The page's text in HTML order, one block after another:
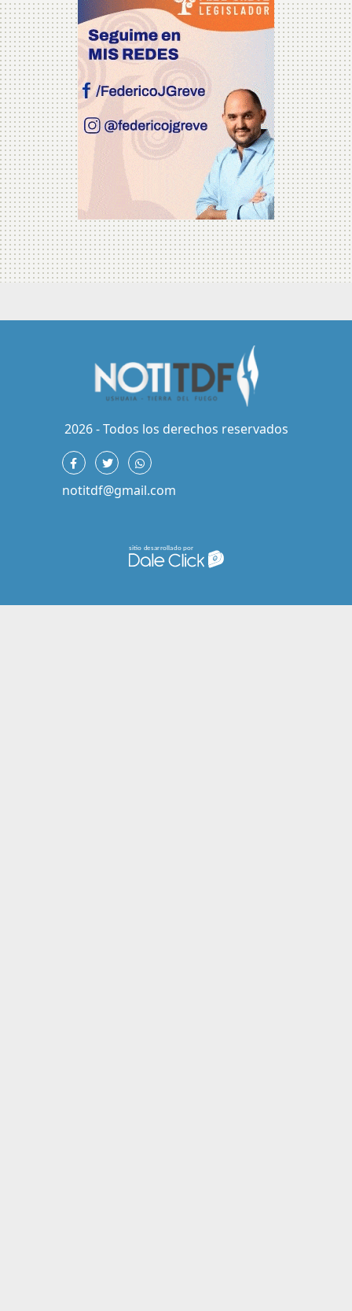
2026 - Todos los derechos reservados
notitdf@gmail.com